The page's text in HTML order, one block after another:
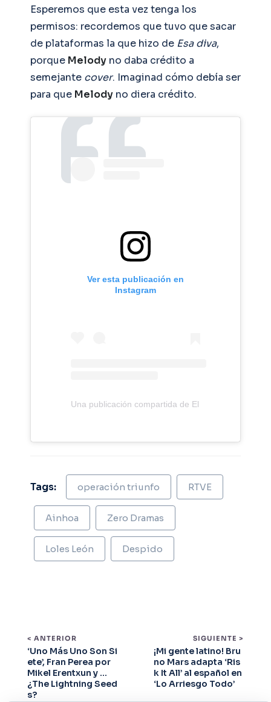
Esperemos que esta vez tenga los
permisos: recordemos que tuvo que sacar
de plataformas la que hizo de Esa diva,
porque Melody no daba crédito a
semejante cover. Imaginad cómo debía ser
para que Melody no diera crédito.
Ver esta publicación en
Instagram
Una publicación compartida de El Despertador de
Tags: operación triunfo RTVE
Ainhoa Zero Dramas
Loles León Despido
< ANTERIOR
‘Uno Más Uno Son Si
ete’, Fran Perea por
Mikel Erentxun y …
¿The Lightning Seed
s?
SIGUIENTE >
¡Mi gente latino! Bru
no Mars adapta ‘Ris
k It All’ al español en
‘Lo Arriesgo Todo’